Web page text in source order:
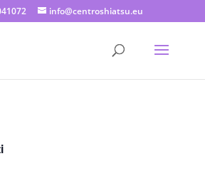
info@centroshiatsu.eu